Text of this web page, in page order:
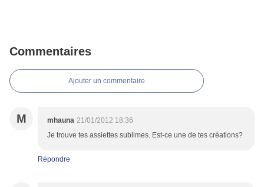
Commentaires
Ajouter un commentaire
M mhauna 21/01/2012 18:36
Je trouve tes assiettes sublimes. Est-ce une de tes créations?
Répondre